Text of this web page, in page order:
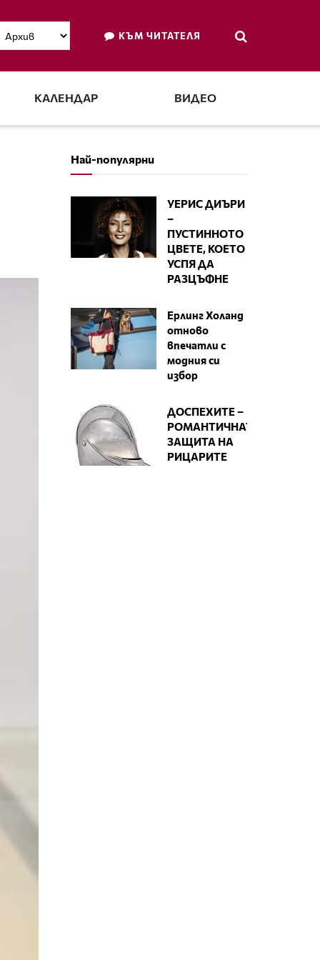
КЪМ ЧИТАТЕЛЯ
КАЛЕНДАР ВИДЕО
Най-популярни
УЕРИС ДИЪРИ
–
ПУСТИННОТО
ЦВЕТЕ, КОЕТО
УСПЯ ДА
РАЗЦЪФНЕ
Ерлинг Холанд
отново
впечатли с
модния си
избор
ДОСПЕХИТЕ –
РОМАНТИЧНАТА
ЗАЩИТА НА
РИЦАРИТЕ